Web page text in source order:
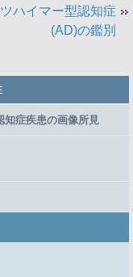
ハイマー型認知症
(AD)の鑑別
知症疾患の画像所見